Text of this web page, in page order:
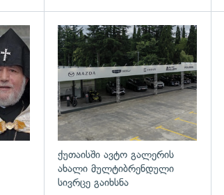
გადახედვა
ქუთაისში ავტო გალერის
ახალი მულტიბრენდული
სივრცე გაიხსნა